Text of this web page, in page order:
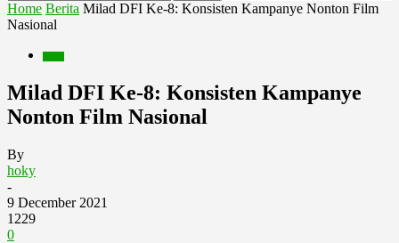
Home Berita Milad DFI Ke-8: Konsisten Kampanye Nonton Film
Nasional
Milad DFI Ke-8: Konsisten Kampanye
Nonton Film Nasional
By
hoky
-
9 December 2021
1229
0